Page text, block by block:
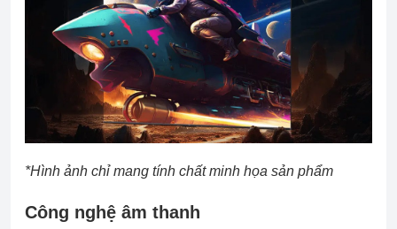
*Hình ảnh chỉ mang tính chất minh họa sản phẩm
Công nghệ âm thanh